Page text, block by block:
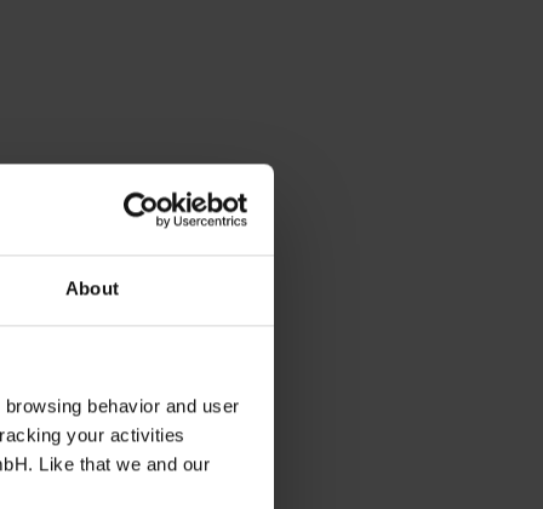
About
behavior and user
your activities
Like that we and our